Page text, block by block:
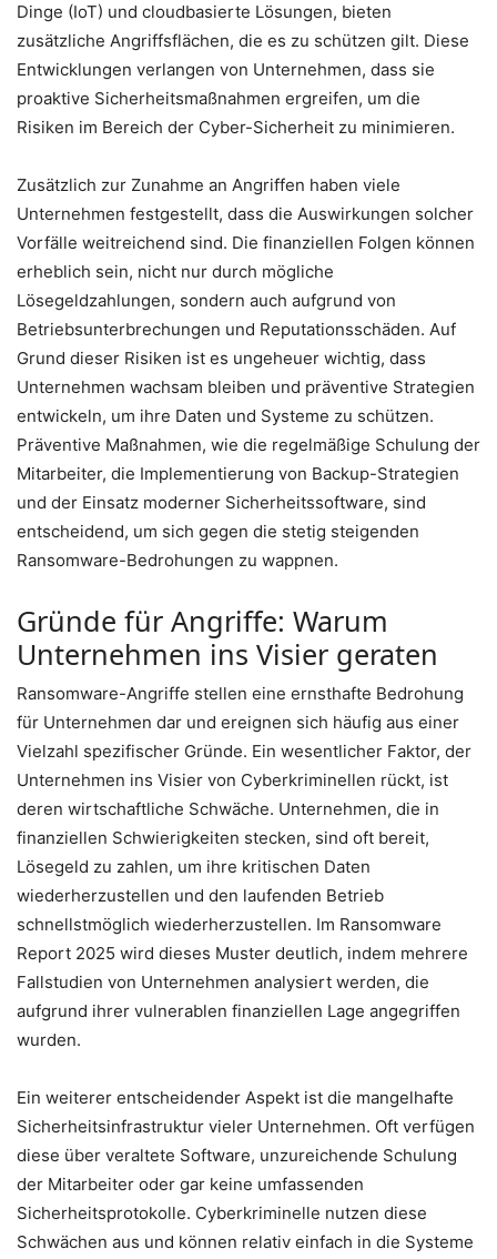
Dinge (IoT) und cloudbasierte Lösungen, bieten
zusätzliche Angriffsflächen, die es zu schützen gilt. Diese
Entwicklungen verlangen von Unternehmen, dass sie
proaktive Sicherheitsmaßnahmen ergreifen, um die
Risiken im Bereich der Cyber-Sicherheit zu minimieren.
Zusätzlich zur Zunahme an Angriffen haben viele
Unternehmen festgestellt, dass die Auswirkungen solcher
Vorfälle weitreichend sind. Die finanziellen Folgen können
erheblich sein, nicht nur durch mögliche
Lösegeldzahlungen, sondern auch aufgrund von
Betriebsunterbrechungen und Reputationsschäden. Auf
Grund dieser Risiken ist es ungeheuer wichtig, dass
Unternehmen wachsam bleiben und präventive Strategien
entwickeln, um ihre Daten und Systeme zu schützen.
Präventive Maßnahmen, wie die regelmäßige Schulung der
Mitarbeiter, die Implementierung von Backup-Strategien
und der Einsatz moderner Sicherheitssoftware, sind
entscheidend, um sich gegen die stetig steigenden
Ransomware-Bedrohungen zu wappnen.
Gründe für Angriffe: Warum
Unternehmen ins Visier geraten
Ransomware-Angriffe stellen eine ernsthafte Bedrohung
für Unternehmen dar und ereignen sich häufig aus einer
Vielzahl spezifischer Gründe. Ein wesentlicher Faktor, der
Unternehmen ins Visier von Cyberkriminellen rückt, ist
deren wirtschaftliche Schwäche. Unternehmen, die in
finanziellen Schwierigkeiten stecken, sind oft bereit,
Lösegeld zu zahlen, um ihre kritischen Daten
wiederherzustellen und den laufenden Betrieb
schnellstmöglich wiederherzustellen. Im Ransomware
Report 2025 wird dieses Muster deutlich, indem mehrere
Fallstudien von Unternehmen analysiert werden, die
aufgrund ihrer vulnerablen finanziellen Lage angegriffen
wurden.
Ein weiterer entscheidender Aspekt ist die mangelhafte
Sicherheitsinfrastruktur vieler Unternehmen. Oft verfügen
diese über veraltete Software, unzureichende Schulung
der Mitarbeiter oder gar keine umfassenden
Sicherheitsprotokolle. Cyberkriminelle nutzen diese
Schwächen aus und können relativ einfach in die Systeme